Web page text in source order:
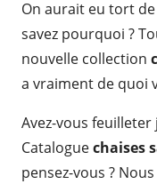
On aurait eu tort
savez pourquoi ?
nouvelle collection
a vraiment de quoi
Avez-vous
Cataloguechaises
pensez-vous ?